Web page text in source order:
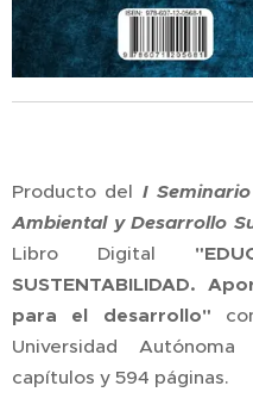
Producto del I
Ambiental y Desarrollo
Libro Digital
SUSTENTABILIDAD.
para el desarrollo"
Universidad
capítulos y 594 páginas.